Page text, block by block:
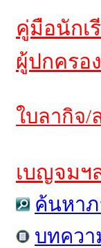
คู่มือนักเ
ผู้ปกครอ
ใบลากิจ/
เบญจมฯ
ค้นหาภ
บทควา